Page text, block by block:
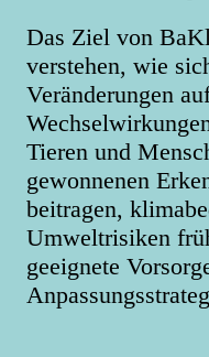
Das Ziel von
verstehen, wie
Veränderungen
Tieren und
gewonnenen
beitragen,
Umweltrisiken
geeignete